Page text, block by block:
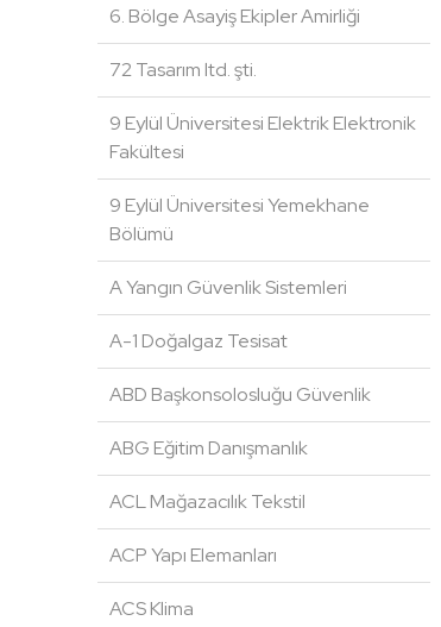
6. Bölge Asayiş Ekipler Amirliği
72 Tasarım ltd. şti.
9 Eylül Üniversitesi Elektrik Elektronik
Fakültesi
9 Eylül Üniversitesi Yemekhane
Bölümü
A Yangın Güvenlik Sistemleri
A-1 Doğalgaz Tesisat
ABD Başkonsolosluğu Güvenlik
ABG Eğitim Danışmanlık
ACL Mağazacılık Tekstil
ACP Yapı Elemanları
ACS Klima